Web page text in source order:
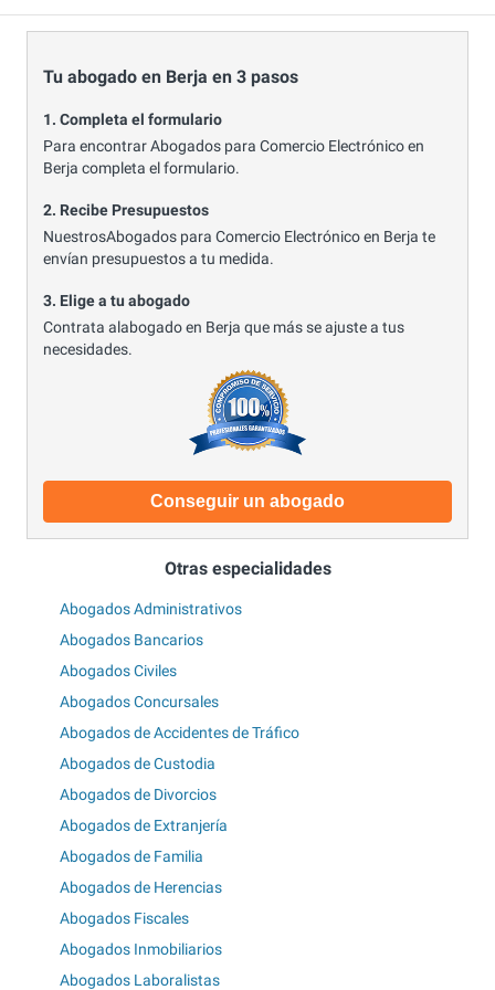
Tu abogado en Berja en 3 pasos
1. Completa el formulario
Para encontrar Abogados para Comercio Electrónico en
Berja completa el formulario.
2. Recibe Presupuestos
NuestrosAbogados para Comercio Electrónico en Berja te
envían presupuestos a tu medida.
3. Elige a tu abogado
Contrata alabogado en Berja que más se ajuste a tus
necesidades.
Conseguir un abogado
Otras especialidades
Abogados Administrativos
Abogados Bancarios
Abogados Civiles
Abogados Concursales
Abogados de Accidentes de Tráfico
Abogados de Custodia
Abogados de Divorcios
Abogados de Extranjería
Abogados de Familia
Abogados de Herencias
Abogados Fiscales
Abogados Inmobiliarios
Abogados Laboralistas